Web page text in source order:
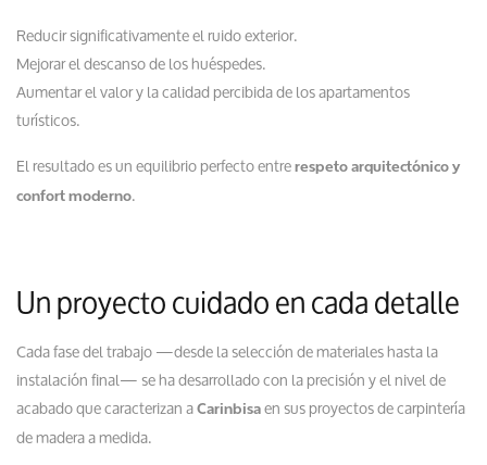
Reducir significativamente el ruido exterior.
Mejorar el descanso de los huéspedes.
Aumentar el valor y la calidad percibida de los apartamentos
turísticos.
El resultado es un equilibrio perfecto entrerespeto arquitectónico y
confort moderno.
Un proyecto cuidado en cada detalle
Cada fase del trabajo —desde la selección de materiales hasta la
instalación final— se ha desarrollado con la precisión y el nivel de
acabado que caracterizan aCarinbisaen sus proyectos de carpintería
de madera a medida.